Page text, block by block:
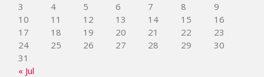
« Jul
3
4 5 6 7 8
9
10
11 12 13 14 15
16
17
18 19 20 21 22
23
24
25 26 27 28 29
30
31